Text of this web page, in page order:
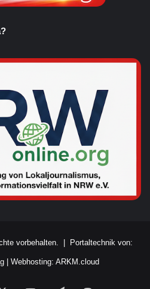
vorbehalten. | Portaltechnik von:
Webhosting: ARKM.cloud